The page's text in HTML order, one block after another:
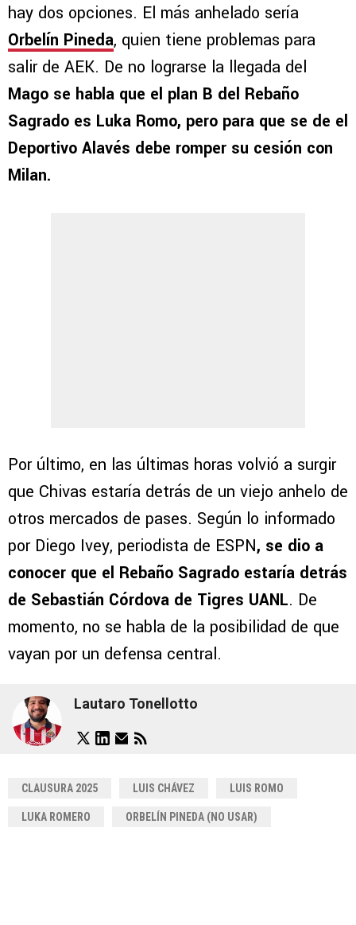
hay dos opciones. El más anhelado sería
Orbelín Pineda, quien tiene problemas para
salir de AEK. De no lograrse la llegada del
Mago se habla que el plan B del Rebaño
Sagrado es Luka Romo, pero para que se de el
Deportivo Alavés debe romper su cesión con
Milan.
Por último, en las últimas horas volvió a surgir
que Chivas estaría detrás de un viejo anhelo de
otros mercados de pases. Según lo informado
por Diego Ivey, periodista de ESPN, se dio a
conocer que el Rebaño Sagrado estaría detrás
de Sebastián Córdova de Tigres UANL. De
momento, no se habla de la posibilidad de que
vayan por un defensa central.
Lautaro Tonellotto
CLAUSURA 2025 LUIS CHÁVEZ LUIS ROMO
LUKA ROMERO ORBELÍN PINEDA (NO USAR)